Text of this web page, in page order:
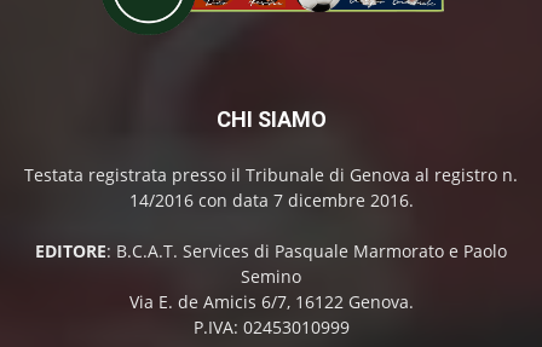
CHI SIAMO
Testata registrata presso il Tribunale di Genova al registro n.
14/2016 con data 7 dicembre 2016.
EDITORE: B.C.A.T. Services di Pasquale Marmorato e Paolo
Semino
Via E. de Amicis 6/7, 16122 Genova.
P.IVA: 02453010999